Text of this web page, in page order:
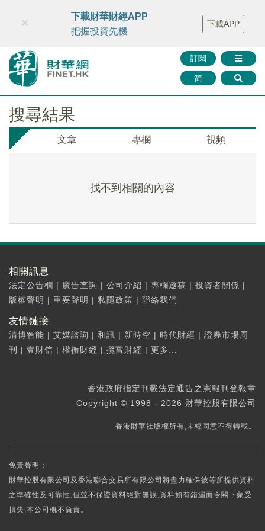
財華智庫網 FINTV FINMETA 財華證券 媒體矩陣
智庫沙龍
聯絡我們
訂閱
简
×
下載財華財經APP
把握投資先機
下載APP
搜尋結果
文章 專欄 視頻
找不到相關的內容
相關訊息
法定公告欄 | 廣告查詢 | 公司介紹 | 專欄邀稿 | 投資者關係 |
版權聲明 | 重要聲明 | 私隱政策 | 聯絡我們
友情鏈接
清博智能 | 艾媒諮詢 | 和訊 | 新時空 | 時代財經 | 證券市場周
刊
| 壹財信 | 權衡財經 | 攬富財經 | 更多...
香港政府指定刊載法定通告之憲報刊登報章
Copyright © 1998 - 2026 財華控股有限公司
香港財華社版權所有,未經同意不得轉載。
免責聲明：
財華控股有限公司及香港聯合交易所有限公司將盡力確保彼等所提供資料
之準確性及可靠性,但並不保證資料絕對無誤,資料如有錯漏而令閣下蒙受
損失,本公司概不負責。